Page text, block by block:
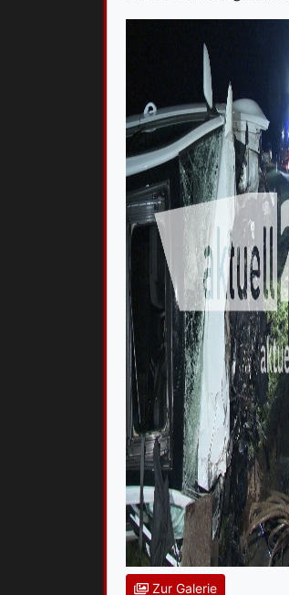
Zur Galerie